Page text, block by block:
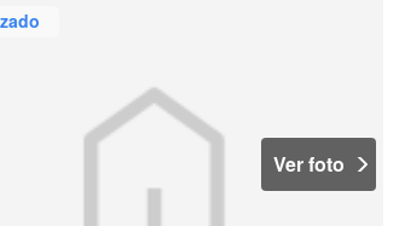
Ver foto